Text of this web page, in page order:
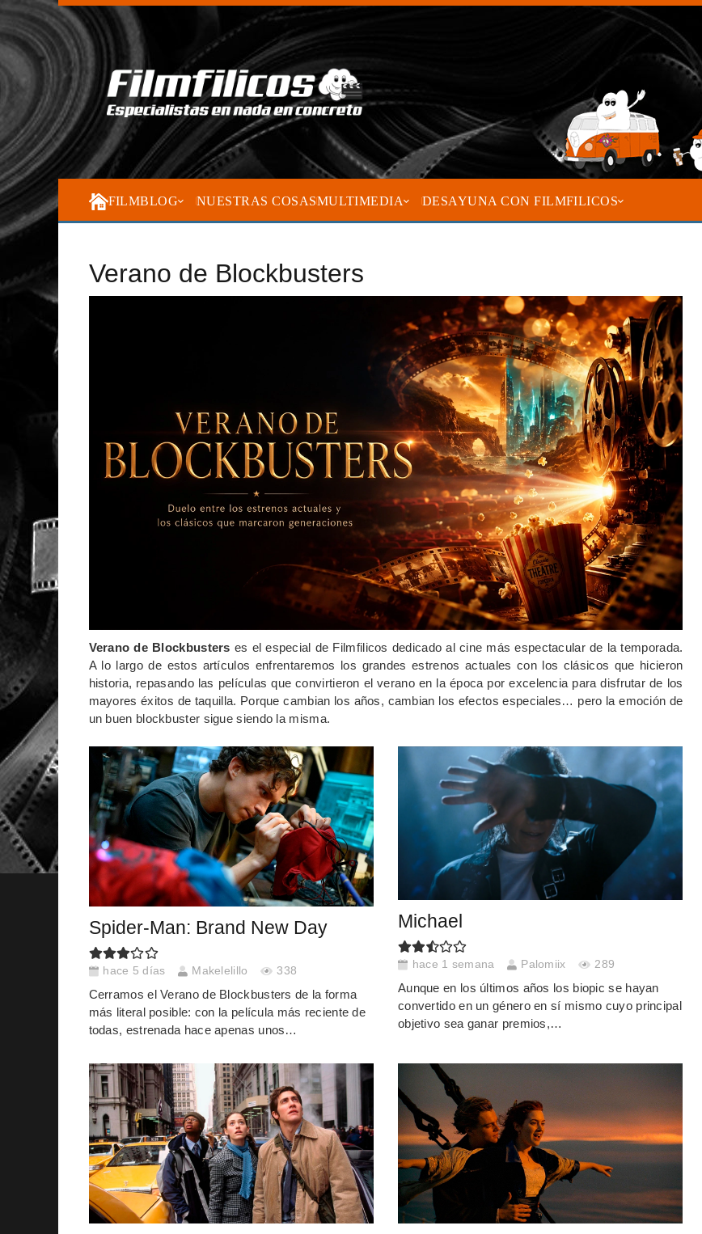
FILMBLOG NUESTRAS COSASMULTIMEDIA DESAYUNA CON FILMFILICOS
Verano de Blockbusters
Verano de Blockbusters es el especial de Filmfilicos dedicado al cine más espectacular de la temporada.
A lo largo de estos artículos enfrentaremos los grandes estrenos actuales con los clásicos que hicieron
historia, repasando las películas que convirtieron el verano en la época por excelencia para disfrutar de los
mayores éxitos de taquilla. Porque cambian los años, cambian los efectos especiales… pero la emoción de
un buen blockbuster sigue siendo la misma.
Spider-Man: Brand New Day
hace 5 días Makelelillo 338
Cerramos el Verano de Blockbusters de la forma
más literal posible: con la película más reciente de
todas, estrenada hace apenas unos…
Michael
hace 1 semana Palomiix 289
Aunque en los últimos años los biopic se hayan
convertido en un género en sí mismo cuyo principal
objetivo sea ganar premios,…